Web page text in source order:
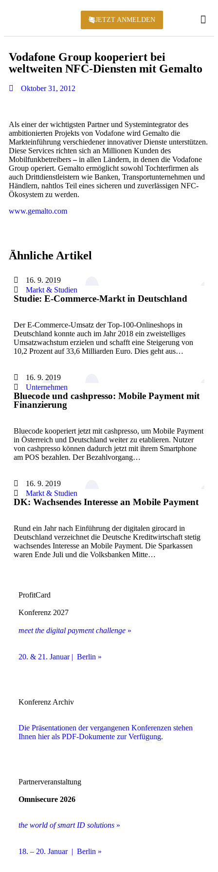
JETZT ANMELDEN
Vodafone Group kooperiert bei
weltweiten NFC-Diensten mit Gemalto
Oktober 31, 2012
Als einer der wichtigsten Partner und Systemintegrator des
ambitionierten Projekts von Vodafone wird Gemalto die
Markteinführung verschiedener innovativer Dienste unterstützen.
Diese Services richten sich an Millionen Kunden des
Mobilfunkbetreibers–in allen Ländern, in denen die Vodafone
Group operiert. Gemalto ermöglicht sowohl Tochterfirmen als
auch Drittdienstleistern wie Banken, Transportunternehmen und
Händlern, nahtlos Teil eines sicheren und zuverlässigen NFC-
Ökosystem zu werden.
www.gemalto.com
Ähnliche Artikel
16. 9. 2019
Markt & Studien
Studie: E-Commerce-Markt in Deutschland
Der E-Commerce-Umsatz der Top-100-Onlineshops in
Deutschland konnte auch im Jahr 2018 ein zweistelliges
Umsatzwachstum erzielen und schafft eine Steigerung von
10,2 Prozent auf 33,6 Milliarden Euro. Dies geht aus…
16. 9. 2019
Unternehmen
Bluecode und cashpresso: Mobile Payment mit
Finanzierung
Bluecode kooperiert jetzt mit cashpresso, um Mobile Payment
in Österreich und Deutschland weiter zu etablieren. Nutzer
von cashpresso können dadurch jetzt mit ihrem Smartphone
am POS bezahlen. Der Bezahlvorgang…
16. 9. 2019
Markt & Studien
DK: Wachsendes Interesse an Mobile Payment
Rund ein Jahr nach Einführung der digitalen girocard in
Deutschland verzeichnet die Deutsche Kreditwirtschaft stetig
wachsendes Interesse an Mobile Payment. Die Sparkassen
waren Ende Juli und die Volksbanken Mitte…
ProfitCard
Konferenz 2027
meet the digital payment challenge »
20. & 21. Januar | Berlin »
Konferenz Archiv
Die Präsentationen der vergangenen Konferenzen stehen
Ihnen hier als PDF-Dokumente zur Verfügung.
Partnerveranstaltung
Omnisecure 2026
the world of smart ID solutions »
18. – 20. Januar | Berlin »